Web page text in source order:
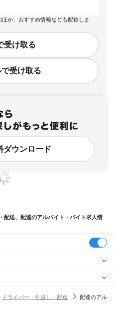
ほか、おすすめ情報なども配信しま
受け取る
で受け取る
ダウンロード
配送、配達のアルバイト・バイト求人情
配送 宅配便
配送 運転手
ドライバー・引越し・配送
配達のアル